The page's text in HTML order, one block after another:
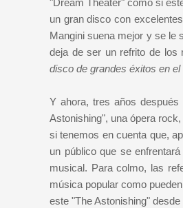
"Dream Theater" como si
un gran disco con
Mangini suena mejor y se le
deja de ser un refrito de los
disco de grandes éxitos en
Y ahora, tres años
Astonishing", una ópera
si tenemos en cuenta que,
un público que se
musical. Para colmo, las
música popular como
este "The Astonishing"